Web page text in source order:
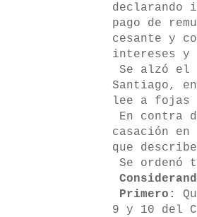
declarando
pago de
cesante y
intereses y
Se alzó el
Santiago,
lee a fojas
En contra
casación
que
Se ordenó
Primero:
9 y 10 del